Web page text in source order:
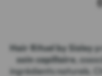
Hair Rituel by Sisley
soin capillaire,
ingrédients naturels.